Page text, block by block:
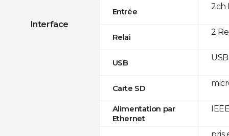
Interface
Entrée
Relai
USB
Carte SD
Alimentation par
Ethernet
2ch
2